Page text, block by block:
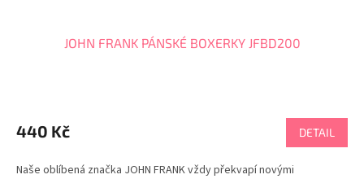
JOHN FRANK PÁNSKÉ BOXERKY JFBD200
440 Kč DETAIL
Naše oblíbená značka JOHN FRANK vždy překvapí novými